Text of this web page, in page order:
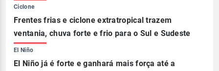
Ciclone
Frentes frias e ciclone extratropical trazem
ventania, chuva forte e frio para o Sul e Sudeste
El Niño
El Niño já é forte e ganhará mais força até a